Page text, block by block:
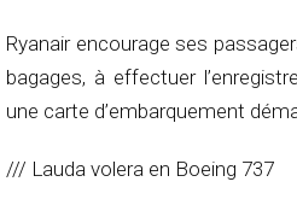
Ryanair encourage ses
bagages, à effectuer
une carte d’embarquement
/// Lauda volera en Boeing 737